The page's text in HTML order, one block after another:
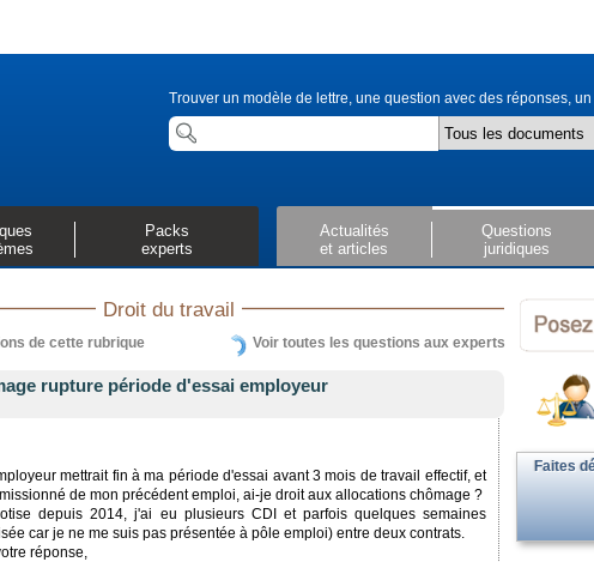
Trouver un modèle de lettre, une question avec des réponses,
Packs
experts
Actualités
et articles
Questions
juridiques
Droit du travail
de cette rubrique Voir toutes les questions aux experts
rupture période d'essai employeur
mettrait fin à ma période d'essai avant 3 mois de travail effectif, et
de mon précédent emploi, ai-je droit aux allocations chômage ?
depuis 2014, j'ai eu plusieurs CDI et parfois quelques semaines
car je ne me suis pas présentée à pôle emploi) entre deux contrats.
réponse,
Faites